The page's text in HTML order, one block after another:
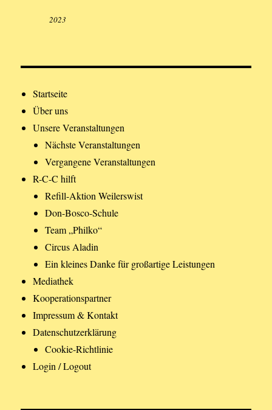
2023
Startseite
Über uns
Unsere Veranstaltungen
Nächste Veranstaltungen
Vergangene Veranstaltungen
R-C-C hilft
Refill-Aktion Weilerswist
Don-Bosco-Schule
Team „Philko“
Circus Aladin
Ein kleines Danke für großartige Leistungen
Mediathek
Kooperationspartner
Impressum & Kontakt
Datenschutzerklärung
Cookie-Richtlinie
Login / Logout